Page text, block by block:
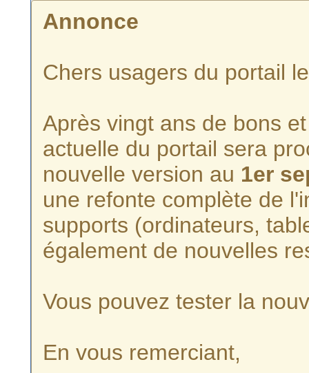
Annonce
Chers usagers du portail
Après vingt ans de bons
actuelle du portail sera
nouvelle version au 1er
une refonte complète de
supports (ordinateurs,
également de nouvelles
Vous pouvez tester la
En vous remerciant,